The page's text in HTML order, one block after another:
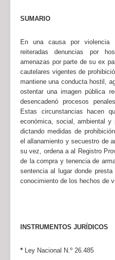
SUMARIO
En una causa por violencia
reiteradas denuncias por
amenazas por parte de su ex
cautelares vigentes de
mantiene una conducta hostil,
ostentar una imagen pública
desencadenó procesos
Estas circunstancias hacen
económica, social, ambiental y
dictando medidas de
el allanamiento y secuestro de
su vez, ordena a al Registro
de la compra y tenencia de
sentencia al lugar donde
conocimiento de los hechos de
INSTRUMENTOS JURÍDICOS
* Ley Nacional N.º 26.485